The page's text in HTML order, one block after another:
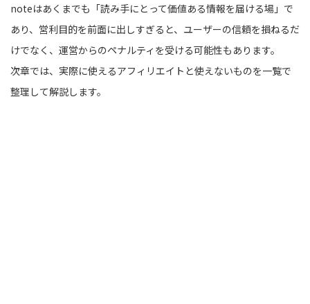
noteはあくまでも「読み手にとって価値ある情報を届ける場」で
あり、営利目的を前面に出しすぎると、ユーザーの信頼を損ねるだ
けでなく、運営からのペナルティを受ける可能性もあります。
次章では、実際に使えるアフィリエイトと使えないものを一覧で
整理して解説します。